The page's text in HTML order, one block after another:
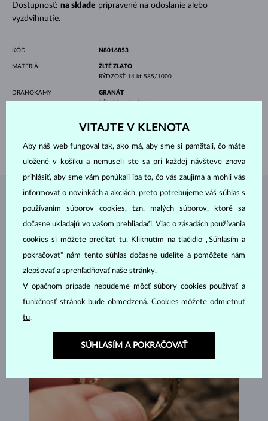
Dostupnosť: na sklade pripravené na odoslanie alebo
vyzdvihnutie.
KÓD N8016853
MATERIÁL
ŽLTÉ ZLATO
RÝDZOSŤ 14 kt 585/1000
DRAHOKAMY
GRANÁT
420 mm
VÁHA 7.80 g
ATELIÉRU KLENOTA
VITAJTE V KLENOTA
Aby náš web fungoval tak, ako má, aby sme si pamätali, čo máte
uložené v košíku a nemuseli ste sa pri každej návšteve znova
prihlásiť, aby sme vám ponúkali iba to, čo vás zaujíma a mohli vás
informovať o novinkách a akciách, preto potrebujeme váš súhlas s
používaním súborov cookies, tzn. malých súborov, ktoré sa
dočasne ukladajú vo vašom prehliadači. Viac o zásadách používania
cookies si môžete prečítať tu. Kliknutím na tlačidlo „Súhlasím a
pokračovať“ nám tento súhlas dočasne udelíte a pomôžete nám
zlepšovať a sprehľadňovať naše stránky.
V opačnom prípade nebudeme môcť súbory cookies používať a
funkčnosť stránok bude obmedzená. Cookies môžete odmietnuť
tu.
SÚHLASÍM A POKRAČOVAŤ